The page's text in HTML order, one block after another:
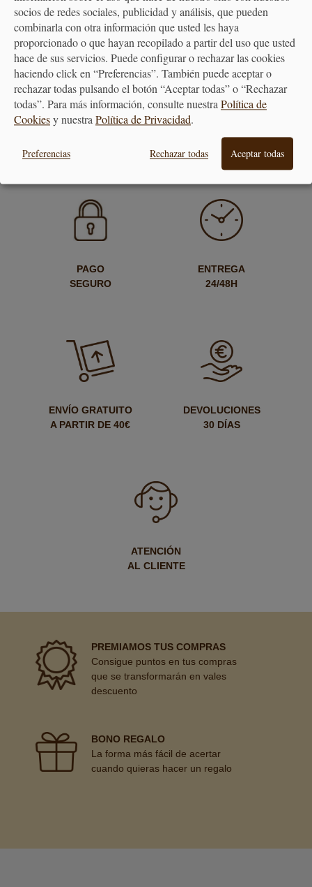
Delantal de Cocina Causeway
Geo algodón
22,95 €
Delantal de cocina algodón
Mourne Heather
28,85 €
PAGO
SEGURO
ENTREGA
24/48H
ENVÍO GRATUITO
A PARTIR DE 40€
DEVOLUCIONES
30 DÍAS
ATENCIÓN
AL CLIENTE
PREMIAMOS TUS COMPRAS
Consigue puntos en tus compras
que se transformarán en vales
descuento
BONO REGALO
La forma más fácil de acertar
cuando quieras hacer un regalo
socios de redes sociales, publicidad y análisis, que pueden
combinarla con otra información que usted les haya
proporcionado o que hayan recopilado a partir del uso que usted
hace de sus servicios. Puede configurar o rechazar las cookies
haciendo click en “Preferencias”. También puede aceptar o
rechazar todas pulsando el botón “Aceptar todas” o “Rechazar
todas”. Para más información, consulte nuestraPolítica de
Cookiesy nuestraPolítica de Privacidad.
Preferencias Rechazar todas Aceptar todas